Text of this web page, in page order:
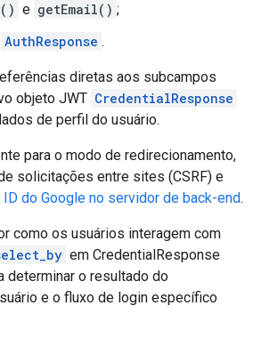
e getEmail() ;
AuthResponse .
diretas aos subcampos
objeto JWT CredentialResponse
de perfil do usuário.
para o modo de redirecionamento,
solicitações entre sites (CSRF) e
do Google no servidor de back-end.
como os usuários interagem com
em CredentialResponse
determinar o resultado do
e o fluxo de login específico